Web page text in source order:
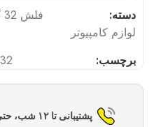
دسته: فلش 32 گیگ
لوازم کامپیوتر
برچسب:
32
پشتیبانی تا ۱۲ شب، حتی جمعه‌ها